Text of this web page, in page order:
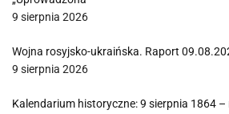
9 sierpnia 2026
Wojna rosyjsko-ukraińska. Raport
9 sierpnia 2026
Kalendarium historyczne: 9 sierpnia 1864